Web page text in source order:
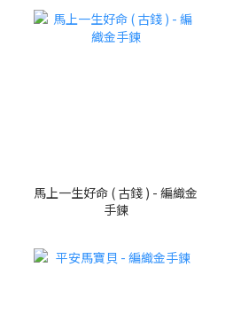
馬上一生好命 ( 古錢 ) - 編織金
手鍊